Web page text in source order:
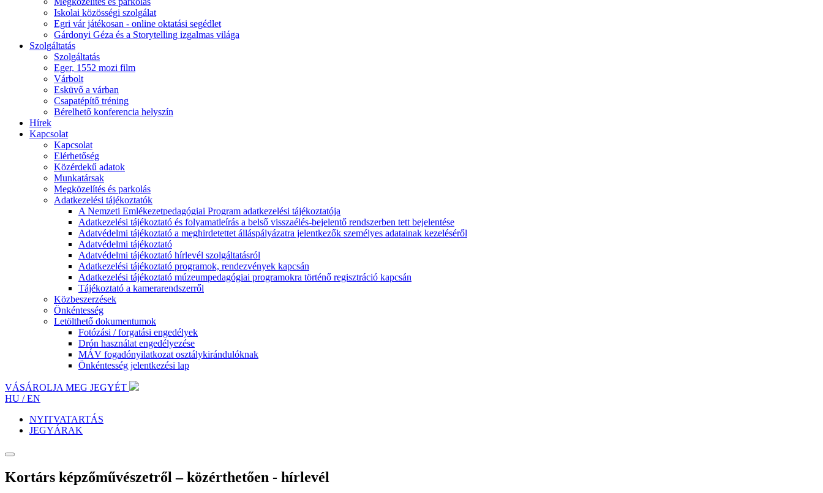
Iskolai közösségi szolgálat
Egri vár játékosan - online oktatási segédlet
Gárdonyi Géza és a Storytelling izgalmas világa
Szolgáltatás
Szolgáltatás
Eger, 1552 mozi film
Várbolt
Esküvő a várban
Csapatépítő tréning
Bérelhető konferencia helyszín
Hírek
Kapcsolat
Kapcsolat
Elérhetőség
Közérdekű adatok
Munkatársak
Megközelítés és parkolás
Adatkezelési tájékoztatók
A Nemzeti Emlékezetpedagógiai Program adatkezelési tájékoztatója
Adatkezelési tájékoztató és folyamatleírás a belső visszaélés-bejelentő rendszerben tett bejelentése
Adatvédelmi tájékoztató a meghirdetettet álláspályázatra jelentkezők személyes adatainak kezeléséről
Adatvédelmi tájékoztató
Adatvédelmi tájékoztató hírlevél szolgáltatásról
Adatkezelési tájékoztató programok, rendezvények kapcsán
Adatkezelési tájékoztató múzeumpedagógiai programokra történő regisztráció kapcsán
Tájékoztató a kamerarendszerről
Közbeszerzések
Önkéntesség
Letölthető dokumentumok
Fotózási / forgatási engedélyek
Drón használat engedélyezése
MÁV fogadónyilatkozat osztálykirándulóknak
Önkéntesség jelentkezési lap
VÁSÁROLJA MEG JEGYÉT
HU /EN
NYITVATARTÁS
JEGYÁRAK
Kortárs képzőművészetről – közérthetően - hírlevél